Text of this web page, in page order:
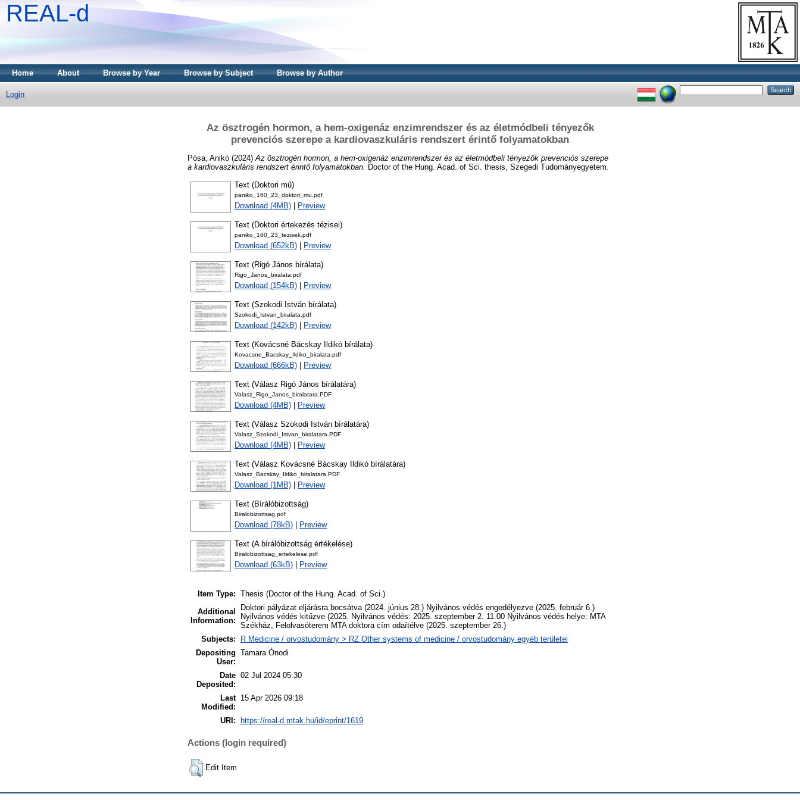
REAL-d
Home About Browse by Year Browse by Subject Browse by Author
Login
Az ösztrogén hormon, a hem-oxigenáz enzimrendszer és az életmódbeli tényezők
prevenciós szerepe a kardiovaszkuláris rendszert érintő folyamatokban
Pósa, Anikó (2024) Az ösztrogén hormon, a hem-oxigenáz enzimrendszer és az életmódbeli tényezők prevenciós szerepe
a kardiovaszkuláris rendszert érintő folyamatokban. Doctor of the Hung. Acad. of Sci. thesis, Szegedi Tudományegyetem.
Text (Doktori mű)
paniko_160_23_doktori_mu.pdf
Download (4MB) Preview
Text (Doktori értekezés tézisei)
paniko_160_23_tezisek.pdf
Download (652kB) Preview
Text (Rigó János bírálata)
Rigo_Janos_biralata.pdf
Download (154kB) Preview
Text (Szokodi István bírálata)
Szokodi_Istvan_biralata.pdf
Download (142kB) Preview
Text (Kovácsné Bácskay Ildikó bírálata)
Kovacsne_Bacskay_Ildiko_biralata.pdf
Download (666kB) Preview
Text (Válasz Rigó János bírálatára)
Valasz_Rigo_Janos_biralatara.PDF
Download (4MB) Preview
Text (Válasz Szokodi István bírálatára)
Valasz_Szokodi_Istvan_biralatara.PDF
Download (4MB) Preview
Text (Válasz Kovácsné Bácskay Ildikó bírálatára)
Valasz_Bacskay_Ildiko_biralatara.PDF
Download (1MB) Preview
Text (Bírálóbizottság)
Biralobizottsag.pdf
Download (78kB) Preview
Text (A bírálóbizottság értékelése)
Biralobizottsag_ertekelese.pdf
Download (63kB) Preview
Item Type: Thesis (Doctor of the Hung. Acad. of Sci.)
Additional
Information:
Doktori pályázat eljárásra bocsátva (2024. június 28.) Nyilvános védés engedélyezve (2025. február 6.)
Nyilvános védés kitűzve (2025. Nyilvános védés: 2025. szeptember 2. 11.00 Nyilvános védés helye: MTA
Székház, Felolvasóterem MTA doktora cím odaítélve (2025. szeptember 26.)
Subjects:
R Medicine / orvostudomány > RZ Other systems of medicine / orvostudomány egyéb területei
Depositing
User:
Tamara Ónodi
Date
Deposited:
02 Jul 2024 05:30
Last
Modified:
15 Apr 2026 09:18
URI: https://real-d.mtak.hu/id/eprint/1619
Actions (login required)
Edit Item